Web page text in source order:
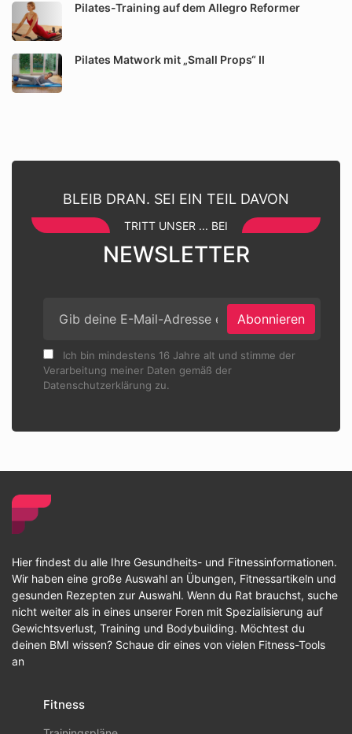
Pilates-Training auf dem Allegro Reformer
Pilates Matwork mit „Small Props“ II
BLEIB DRAN. SEI EIN TEIL DAVON
TRITT UNSER ... BEI
NEWSLETTER
Abonnieren
Ich bin mindestens 16 Jahre alt und stimme der
Verarbeitung meiner Daten gemäß der
Datenschutzerklärung zu.
Hier findest du alle Ihre Gesundheits- und Fitnessinformationen.
Wir haben eine große Auswahl an Übungen, Fitnessartikeln und
gesunden Rezepten zur Auswahl. Wenn du Rat brauchst, suche
nicht weiter als in eines unserer Foren mit Spezialisierung auf
Gewichtsverlust, Training und Bodybuilding. Möchtest du
deinen BMI wissen? Schaue dir eines von vielen Fitness-Tools
an
Fitness